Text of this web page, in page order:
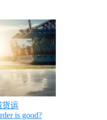
货运
is good?